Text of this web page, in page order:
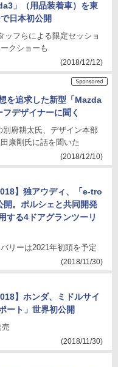
」（用品装着車）を東
日本初公開
ッフらによる限定セッショ
クショーも
(2018/12/12)
を追求した新型「Mazda
デザイナーに聞く
府耕太氏、デザイン本部
康剛氏に話を聞いた
(2018/12/10)
】独アウディ、「e-tro
。ポルシェと共同開発
する4ドアグランツーリ
リーは2021年初頭を予定
(2018/11/30)
】ホンダ、ミドルサイ
ート」世界初公開
(2018/11/30)